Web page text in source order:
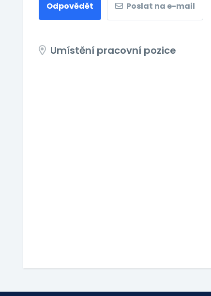
Odpovědět Poslat na e-mail
Umístění pracovní pozice